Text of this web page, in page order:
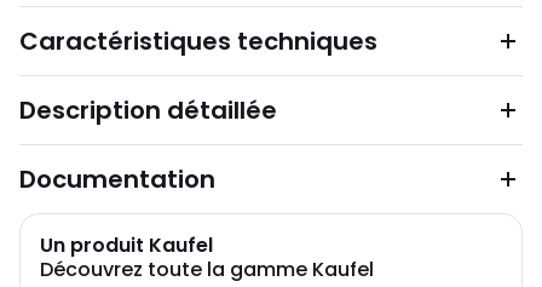
Caractéristiques techniques
Description détaillée
Documentation
Un produit Kaufel
Découvrez toute la gamme Kaufel